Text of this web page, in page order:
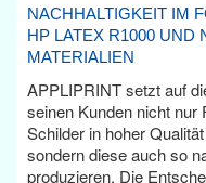
NACHHALTIGKEIT IM
HP LATEX R1000 UND
MATERIALIEN
APPLIPRINT setzt auf
seinen Kunden nicht nur
Schilder in hoher
sondern diese auch so
produzieren. Die